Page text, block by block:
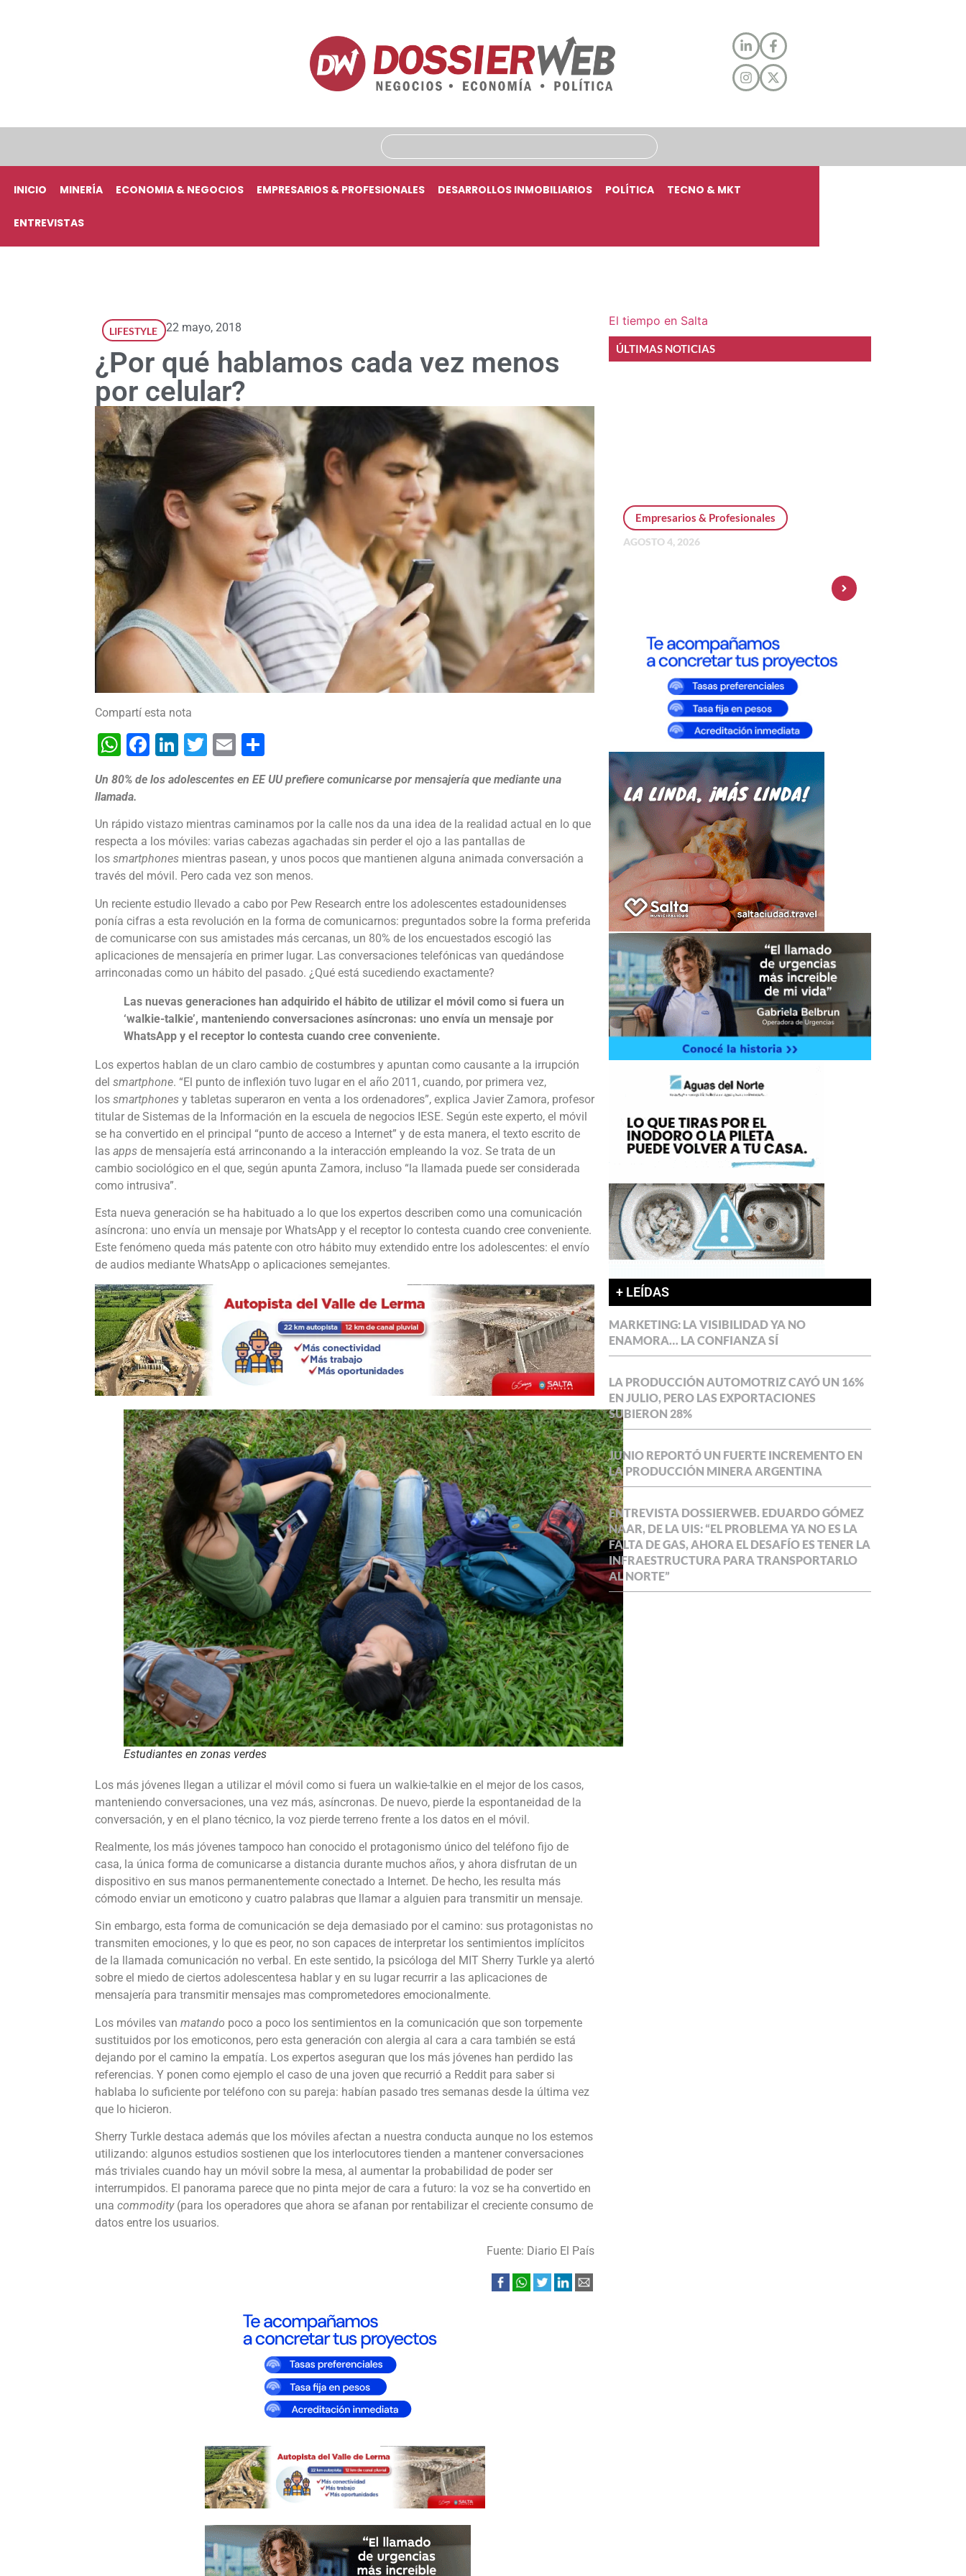
INICIO MINERÍA ECONOMIA & NEGOCIOS EMPRESARIOS & PROFESIONALES DESARROLLOS INMOBILIARIOS POLÍTICA TECNO & MKT
ENTREVISTAS
LIFESTYLE 22 mayo, 2018
¿Por qué hablamos cada vez menos
por celular?
Compartí esta nota
WhatsApp
Facebook
LinkedIn
Twitter
Email
Un 80% de los adolescentes en EE UU prefiere comunicarse por mensajería que mediante una
llamada.
Un rápido vistazo mientras caminamos por la calle nos da una idea de la realidad actual en lo que
respecta a los móviles: varias cabezas agachadas sin perder el ojo a las pantallas de
los smartphones mientras pasean, y unos pocos que mantienen alguna animada conversación a
través del móvil. Pero cada vez son menos.
Un reciente estudio llevado a cabo por Pew Research entre los adolescentes estadounidenses
ponía cifras a esta revolución en la forma de comunicarnos: preguntados sobre la forma preferida
de comunicarse con sus amistades más cercanas, un 80% de los encuestados escogió las
aplicaciones de mensajería en primer lugar. Las conversaciones telefónicas van quedándose
arrinconadas como un hábito del pasado. ¿Qué está sucediendo exactamente?
Las nuevas generaciones han adquirido el hábito de utilizar el móvil como si fuera un
‘walkie-talkie’, manteniendo conversaciones asíncronas: uno envía un mensaje por
WhatsApp y el receptor lo contesta cuando cree conveniente.
Los expertos hablan de un claro cambio de costumbres y apuntan como causante a la irrupción
del smartphone. “El punto de inflexión tuvo lugar en el año 2011, cuando, por primera vez,
los smartphones y tabletas superaron en venta a los ordenadores”, explica Javier Zamora, profesor
titular de Sistemas de la Información en la escuela de negocios IESE. Según este experto, el móvil
se ha convertido en el principal “punto de acceso a Internet” y de esta manera, el texto escrito de
las apps de mensajería está arrinconando a la interacción empleando la voz. Se trata de un
cambio sociológico en el que, según apunta Zamora, incluso “la llamada puede ser considerada
como intrusiva”.
Esta nueva generación se ha habituado a lo que los expertos describen como una comunicación
asíncrona: uno envía un mensaje por WhatsApp y el receptor lo contesta cuando cree conveniente.
Este fenómeno queda más patente con otro hábito muy extendido entre los adolescentes: el envío
de audios mediante WhatsApp o aplicaciones semejantes.
Estudiantes en zonas verdes
Los más jóvenes llegan a utilizar el móvil como si fuera un walkie-talkie en el mejor de los casos,
manteniendo conversaciones, una vez más, asíncronas. De nuevo, pierde la espontaneidad de la
conversación, y en el plano técnico, la voz pierde terreno frente a los datos en el móvil.
Realmente, los más jóvenes tampoco han conocido el protagonismo único del teléfono fijo de
casa, la única forma de comunicarse a distancia durante muchos años, y ahora disfrutan de un
dispositivo en sus manos permanentemente conectado a Internet. De hecho, les resulta más
cómodo enviar un emoticono y cuatro palabras que llamar a alguien para transmitir un mensaje.
Sin embargo, esta forma de comunicación se deja demasiado por el camino: sus protagonistas no
transmiten emociones, y lo que es peor, no son capaces de interpretar los sentimientos implícitos
de la llamada comunicación no verbal. En este sentido, la psicóloga del MIT Sherry Turkle ya alertó
sobre el miedo de ciertos adolescentesa hablar y en su lugar recurrir a las aplicaciones de
mensajería para transmitir mensajes mas comprometedores emocionalmente.
Los móviles van matando poco a poco los sentimientos en la comunicación que son torpemente
sustituidos por los emoticonos, pero esta generación con alergia al cara a cara también se está
dejando por el camino la empatía. Los expertos aseguran que los más jóvenes han perdido las
referencias. Y ponen como ejemplo el caso de una joven que recurrió a Reddit para saber si
hablaba lo suficiente por teléfono con su pareja: habían pasado tres semanas desde la última vez
que lo hicieron.
Sherry Turkle destaca además que los móviles afectan a nuestra conducta aunque no los estemos
utilizando: algunos estudios sostienen que los interlocutores tienden a mantener conversaciones
más triviales cuando hay un móvil sobre la mesa, al aumentar la probabilidad de poder ser
interrumpidos. El panorama parece que no pinta mejor de cara a futuro: la voz se ha convertido en
una commodity(para los operadores que ahora se afanan por rentabilizar el creciente consumo de
datos entre los usuarios.
Fuente: Diario El País
El tiempo en Salta
ÚLTIMAS NOTICIAS
Empresarios & Profesionales
AGOSTO 4, 2026
+ LEÍDAS
MARKETING: LA VISIBILIDAD YA NO
ENAMORA… LA CONFIANZA SÍ
LA PRODUCCIÓN AUTOMOTRIZ CAYÓ UN 16%
EN JULIO, PERO LAS EXPORTACIONES
SUBIERON 28%
JUNIO REPORTÓ UN FUERTE INCREMENTO EN
LA PRODUCCIÓN MINERA ARGENTINA
ENTREVISTA DOSSIERWEB. EDUARDO GÓMEZ
NAAR, DE LA UIS: “EL PROBLEMA YA NO ES LA
FALTA DE GAS, AHORA EL DESAFÍO ES TENER LA
INFRAESTRUCTURA PARA TRANSPORTARLO
AL NORTE”